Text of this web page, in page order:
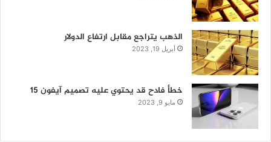
الذهب يتراجع مقابل ارتفاع الدولار
أبريل 19, 2023
خطأ فادح قد يحتوي عليه تصميم آيفون 15
مايو 9, 2023